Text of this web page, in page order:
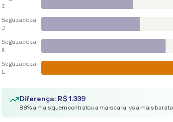
I
Seguradora
J
Seguradora
K
Seguradora
L
Diferença: R$1.339
88% a mais quem contratou a mais cara, vs a mais barata